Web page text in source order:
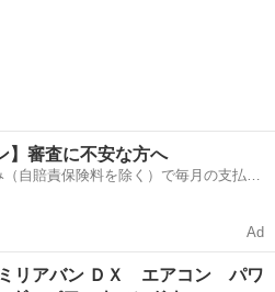
】審査に不安な方へ
自賠責保険料を除く）で毎月の支払額
Ad
リアバン ＤＸ エアコン パワ